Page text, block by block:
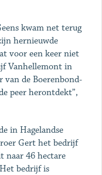
kwam net terug
hernieuwde
voor een keer niet
Vanhellemont in
van de Boerenbond-
peer herontdekt”,
in Hagelandse
Gert het bedrijf
naar 46 hectare
bedrijf is